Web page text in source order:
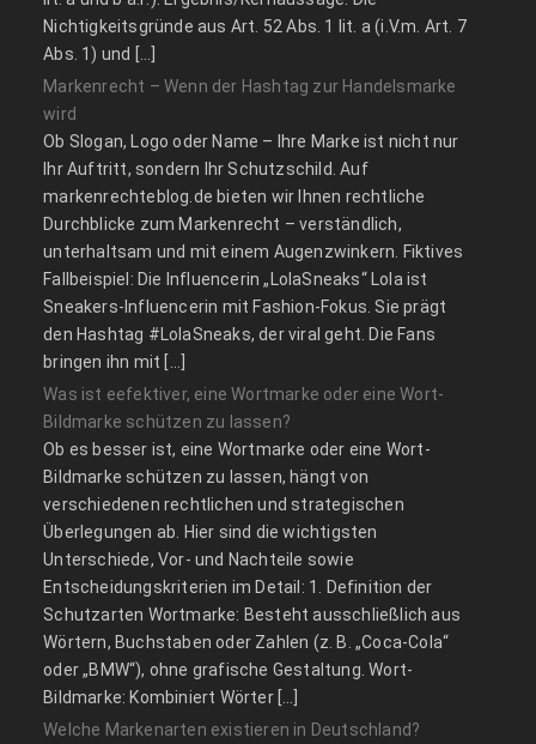
Nichtigkeitsgründe aus Art. 52 Abs. 1 lit. a (i.V.m. Art. 7
Abs. 1) und […]
Markenrecht – Wenn der Hashtag zur Handelsmarke
wird
Ob Slogan, Logo oder Name – Ihre Marke ist nicht nur
Ihr Auftritt, sondern Ihr Schutzschild. Auf
markenrechteblog.de bieten wir Ihnen rechtliche
Durchblicke zum Markenrecht – verständlich,
unterhaltsam und mit einem Augenzwinkern. Fiktives
Fallbeispiel: Die Influencerin „LolaSneaks“ Lola ist
Sneakers-Influencerin mit Fashion-Fokus. Sie prägt
den Hashtag #LolaSneaks, der viral geht. Die Fans
bringen ihn mit […]
Was ist eefektiver, eine Wortmarke oder eine Wort-
Bildmarke schützen zu lassen?
Ob es besser ist, eine Wortmarke oder eine Wort-
Bildmarke schützen zu lassen, hängt von
verschiedenen rechtlichen und strategischen
Überlegungen ab. Hier sind die wichtigsten
Unterschiede, Vor- und Nachteile sowie
Entscheidungskriterien im Detail: 1. Definition der
Schutzarten Wortmarke: Besteht ausschließlich aus
Wörtern, Buchstaben oder Zahlen (z. B. „Coca-Cola“
oder „BMW“), ohne grafische Gestaltung. Wort-
Bildmarke: Kombiniert Wörter […]
Welche Markenarten existieren in Deutschland?